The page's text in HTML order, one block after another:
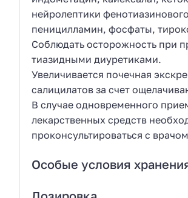
нейролептики
пеницилламин, фосфаты,
Соблюдать осторожность при
тиазидными диуретиками.
Увеличивается почечная
салицилатов за счет
В случае одновременного
лекарственных средств
проконсультироваться с
Особые условия